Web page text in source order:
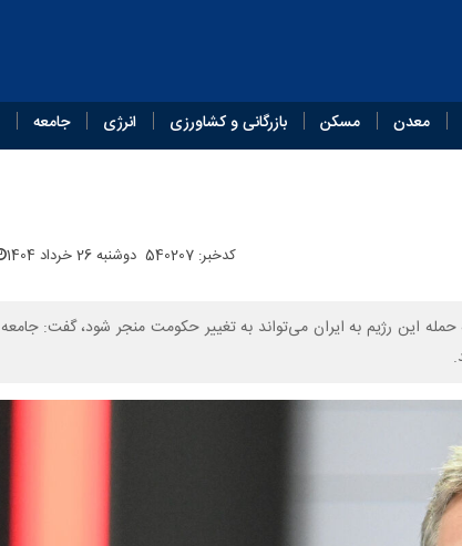
معدن مسکن بازرگانی و کشاورزی انرژی جامعه
کدخبر: 540207 دوشنبه 26 خرداد 1404
این رژیم به ایران می‌تواند به تغییر حکومت منجر شود، گفت:‌ جامعه